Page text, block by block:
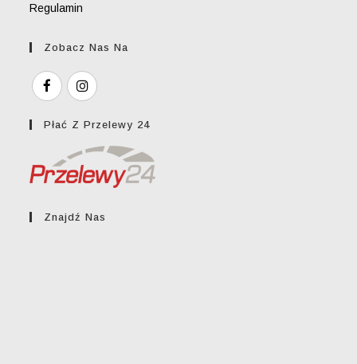
Regulamin
Zobacz Nas Na
Płać Z Przelewy 24
Znajdź Nas